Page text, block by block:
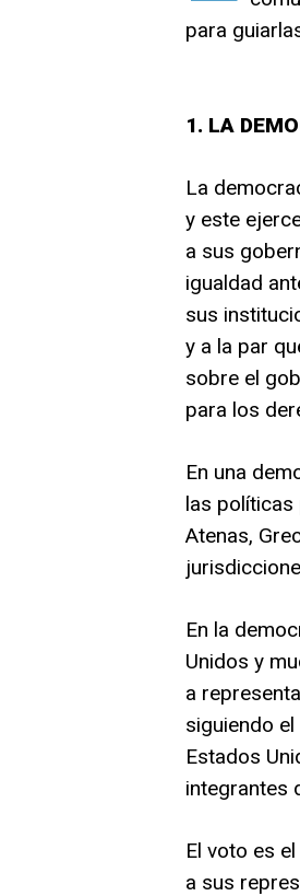
para
1. LA
La
y este
a sus
igualdad
sus
y a la par
sobre el
para los
En una
las políticas
Atenas,
En la
Unidos y
a
siguiendo
Estados
integrantes
El voto es
a sus